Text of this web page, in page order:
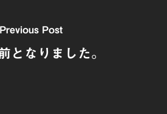
Previous Post
となりました。